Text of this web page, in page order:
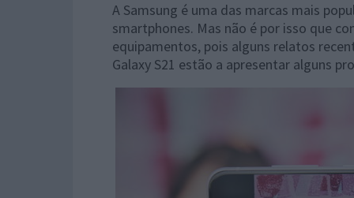
A Samsung é uma das marcas mais
smartphones. Mas não é por isso que
equipamentos, pois alguns relatos
Galaxy S21 estão a apresentar alguns